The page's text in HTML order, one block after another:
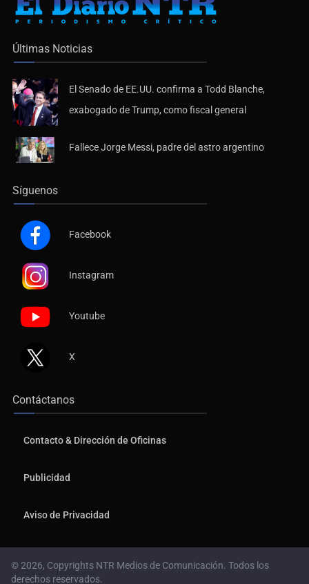
Últimas Noticias
El Senado de EE.UU. confirma a Todd Blanche,
exabogado de Trump, como fiscal general
Fallece Jorge Messi, padre del astro argentino
Síguenos
Facebook
Instagram
Youtube
X
Contáctanos
Contacto & Dirección de Oficinas
Publicidad
Aviso de Privacidad
© 2026, Copyrights NTR Medios de Comunicación. Todos los
derechos reservados.